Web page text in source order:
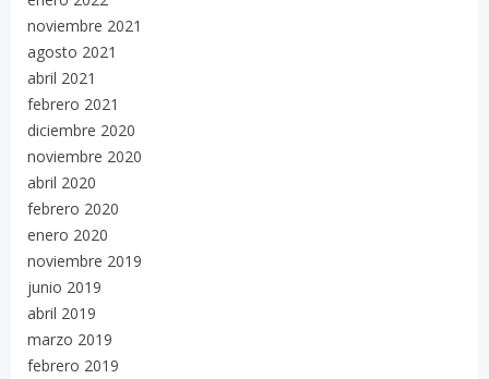
noviembre 2021
agosto 2021
abril 2021
febrero 2021
diciembre 2020
noviembre 2020
abril 2020
febrero 2020
enero 2020
noviembre 2019
junio 2019
abril 2019
marzo 2019
febrero 2019